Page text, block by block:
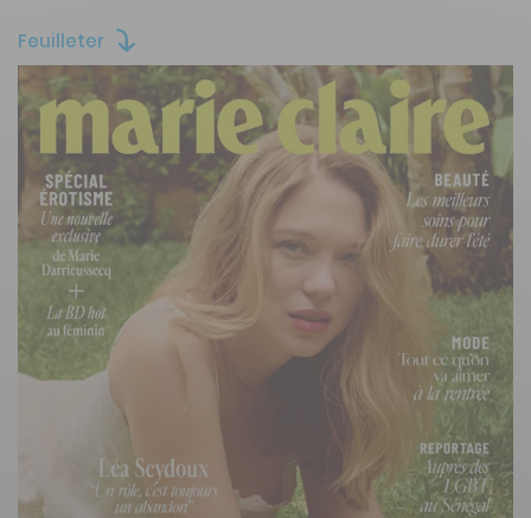
Feuilleter